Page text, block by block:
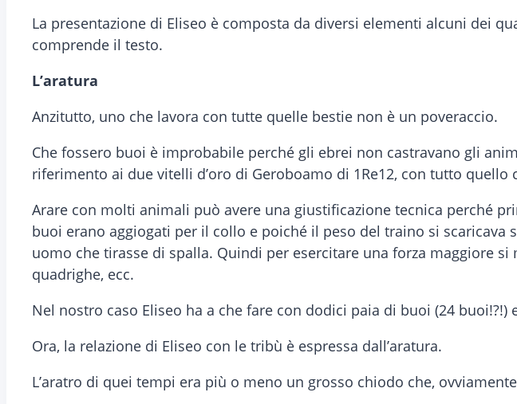
La presentazione di Eliseo è composta da diversi elementi alcuni dei
comprende il testo.
L’aratura
Anzitutto, uno che lavora con tutte quelle bestie non è un poveraccio.
Che fossero buoi è improbabile perché gli ebrei non castravano gli
riferimento ai due vitelli d’oro di Geroboamo di 1Re12, con tutto quello
Arare con molti animali può avere una giustificazione tecnica perché
buoi erano aggiogati per il collo e poiché il peso del traino si
uomo che tirasse di spalla. Quindi per esercitare una forza maggiore
quadrighe, ecc.
Nel nostro caso Eliseo ha a che fare con dodici paia di buoi (24
Ora, la relazione di Eliseo con le tribù è espressa dall’aratura.
L’aratro di quei tempi era più o meno un grosso chiodo che,